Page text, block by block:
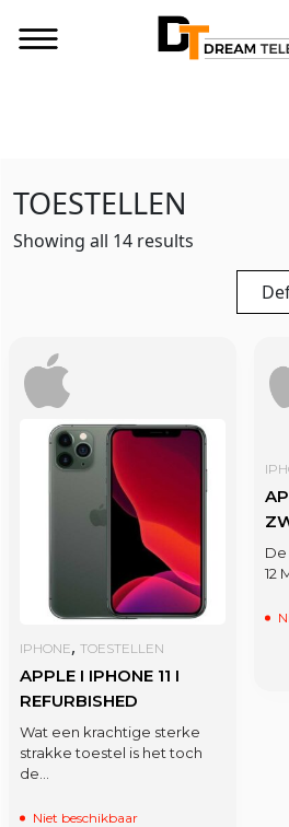
TOESTELLEN
Showing all 14 results
IPHONE, TOESTELLEN
APPLE I IPHONE 11 I
REFURBISHED
Wat een krachtige sterke
strakke toestel is het toch
de…
Niet beschikbaar
De
12